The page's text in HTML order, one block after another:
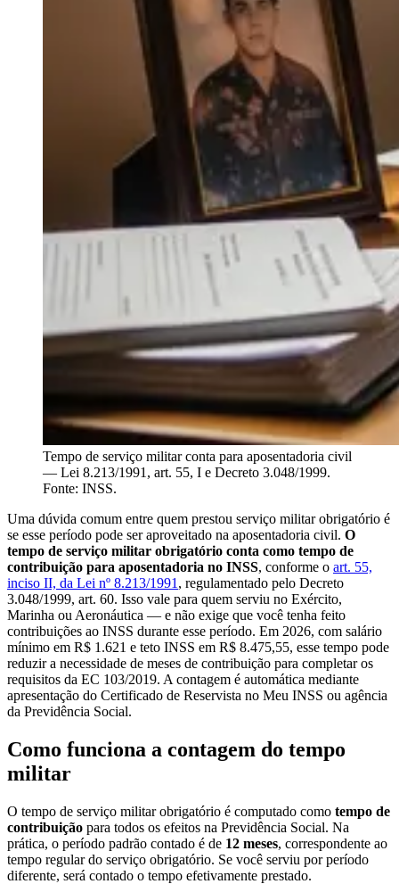
Tempo de serviço militar conta para aposentadoria civil
— Lei 8.213/1991, art. 55, I e Decreto 3.048/1999.
Fonte: INSS.
Uma dúvida comum entre quem prestou serviço militar obrigatório é
se esse período pode ser aproveitado na aposentadoria civil. O
tempo de serviço militar obrigatório conta como tempo de
contribuição para aposentadoria no INSS, conforme o art. 55,
inciso II, da Lei nº 8.213/1991 , regulamentado pelo Decreto
3.048/1999, art. 60. Isso vale para quem serviu no Exército,
Marinha ou Aeronáutica — e não exige que você tenha feito
contribuições ao INSS durante esse período. Em 2026, com salário
mínimo em R$ 1.621 e teto INSS em R$ 8.475,55, esse tempo pode
reduzir a necessidade de meses de contribuição para completar os
requisitos da EC 103/2019. A contagem é automática mediante
apresentação do Certificado de Reservista no Meu INSS ou agência
da Previdência Social.
Como funciona a contagem do tempo
militar
O tempo de serviço militar obrigatório é computado como tempo de
contribuição para todos os efeitos na Previdência Social. Na
prática, o período padrão contado é de 12 meses, correspondente ao
tempo regular do serviço obrigatório. Se você serviu por período
diferente, será contado o tempo efetivamente prestado.